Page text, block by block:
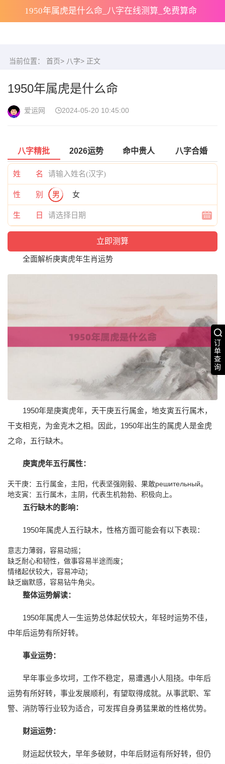
1950年属虎是什么命_八字在线测算_免费算命
订
单
查
询
当前位置： 首页> 八字> 正文
1950年属虎是什么命
爱运网 2024-05-20 10:45:00
八字精批 2026运势 命中贵人 八字合婚
姓 名
性 别 男 女
生 日
全面解析庚寅虎年生肖运势
1950年是庚寅虎年，天干庚五行属金，地支寅五行属木，
干支相克，为金克木之相。因此，1950年出生的属虎人是金虎
之命，五行缺木。
庚寅虎年五行属性：
天干庚：五行属金，主阳，代表坚强刚毅、果敢решительный。
地支寅：五行属木，主阴，代表生机勃勃、积极向上。
五行缺木的影响：
1950年属虎人五行缺木，性格方面可能会有以下表现：
意志力薄弱，容易动摇；
缺乏耐心和韧性，做事容易半途而废；
情绪起伏较大，容易冲动；
缺乏幽默感，容易钻牛角尖。
整体运势解读：
1950年属虎人一生运势总体起伏较大，年轻时运势不佳，
中年后运势有所好转。
事业运势：
早年事业多坎坷，工作不稳定，易遭遇小人阻挠。中年后
运势有所好转，事业发展顺利，有望取得成就。从事武职、军
警、消防等行业较为适合，可发挥自身勇猛果敢的性格优势。
财运运势：
财运起伏较大，早年多破财，中年后财运有所好转，但仍